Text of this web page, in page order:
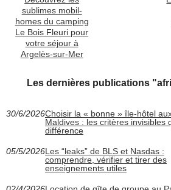
sublimes mobil-
homes du camping
Le Bois Fleuri pour
votre séjour à
Argelès-sur-Mer
Les dernières publications
30/6/2026Choisir la « bonne » île-hôtel
Maldives : les critères invisibles
différence
05/5/2026Les “leaks” de BLS et Nasdas :
comprendre, vérifier et tirer des
enseignements utiles